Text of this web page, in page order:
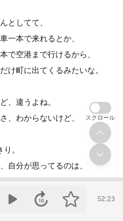
としてて、
一本で来れるとか、
で空港まで行けるから、
け町に出てくるみたいな。
、違うよね。
、わからないけど、
。
自分が思ってるのは、
にめちゃくちゃ盛り上がった
52:23
スクロール